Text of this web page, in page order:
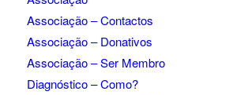
Associação – Contactos
Associação – Donativos
Associação – Ser Membro
Diagnóstico – Como?